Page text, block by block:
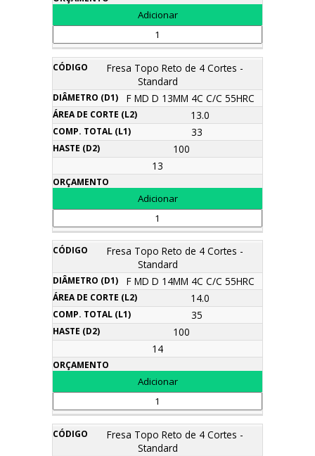
Fresa Topo Reto de 4 Cortes -
Standard
F MD D 13MM 4C C/C 55HRC
13.0
33
100
13
Fresa Topo Reto de 4 Cortes -
Standard
F MD D 14MM 4C C/C 55HRC
14.0
35
100
14
Fresa Topo Reto de 4 Cortes -
Standard